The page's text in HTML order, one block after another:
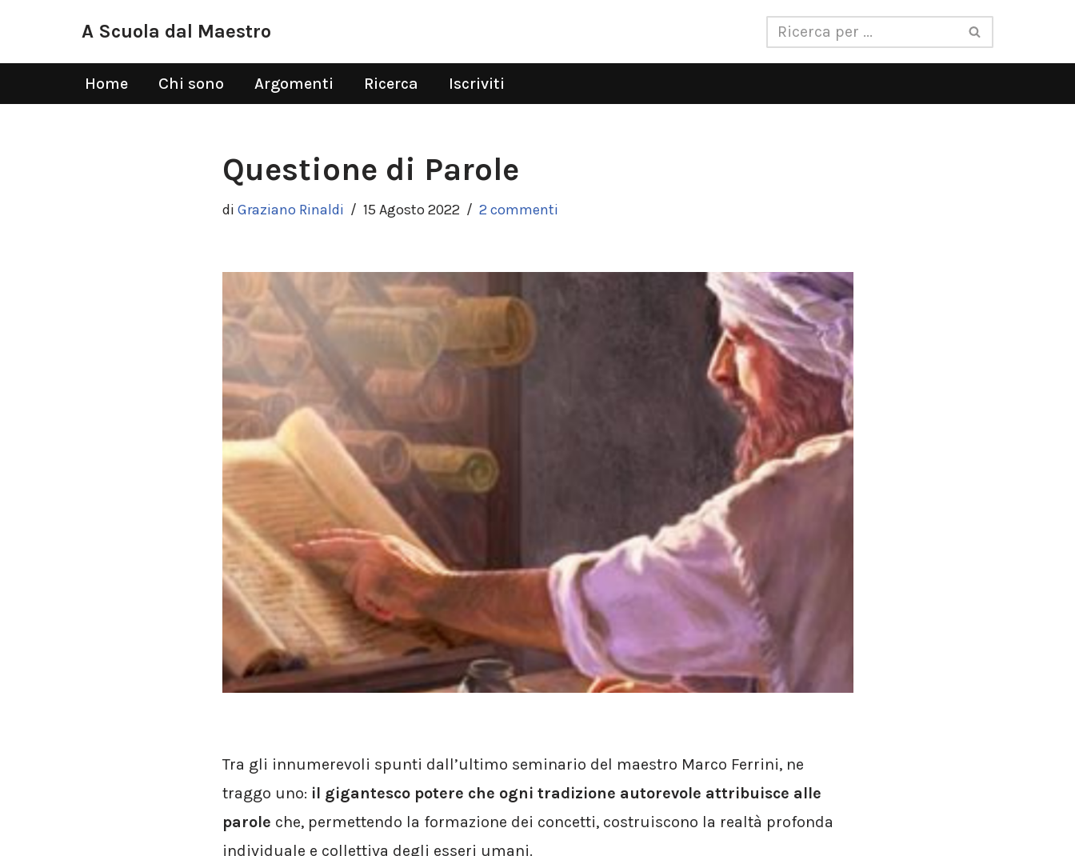
contenuto
A Scuola dal Maestro
Home Chi sono Argomenti Ricerca Iscriviti
Questione di Parole
di Graziano Rinaldi 15 Agosto 2022 2 commenti
Tra gli innumerevoli spunti dall’ultimo seminario del maestro Marco Ferrini, ne
traggo uno: il gigantesco potere che ogni tradizione autorevole attribuisce alle
parole che, permettendo la formazione dei concetti, costruiscono la realtà profonda
individuale e collettiva degli esseri umani.